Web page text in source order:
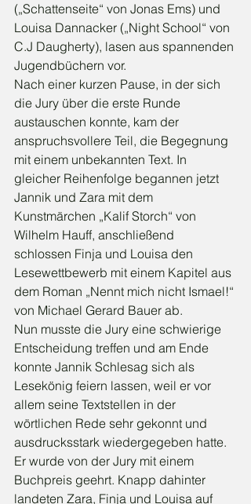
(„Schattenseite“ von Jonas Ems) und
Louisa Dannacker („Night School“ von
C.J Daugherty), lasen aus spannenden
Jugendbüchern vor.
Nach einer kurzen Pause, in der sich
die Jury über die erste Runde
austauschen konnte, kam der
anspruchsvollere Teil, die Begegnung
mit einem unbekannten Text. In
gleicher Reihenfolge begannen jetzt
Jannik und Zara mit dem
Kunstmärchen „Kalif Storch“ von
Wilhelm Hauff, anschließend
schlossen Finja und Louisa den
Lesewettbewerb mit einem Kapitel aus
dem Roman „Nennt mich nicht Ismael!“
von Michael Gerard Bauer ab.
Nun musste die Jury eine schwierige
Entscheidung treffen und am Ende
konnte Jannik Schlesag sich als
Lesekönig feiern lassen, weil er vor
allem seine Textstellen in der
wörtlichen Rede sehr gekonnt und
ausdrucksstark wiedergegeben hatte.
Er wurde von der Jury mit einem
Buchpreis geehrt. Knapp dahinter
landeten Zara, Finja und Louisa auf